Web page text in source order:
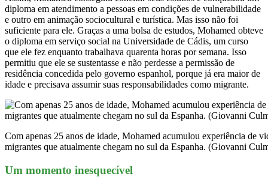
diploma em atendimento a pessoas em condições de vulnerabilidade
e outro em animação sociocultural e turística. Mas isso não foi
suficiente para ele. Graças a uma bolsa de estudos, Mohamed obteve
o diploma em serviço social na Universidade de Cádis, um curso
que ele fez enquanto trabalhava quarenta horas por semana. Isso
permitiu que ele se sustentasse e não perdesse a permissão de
residência concedida pelo governo espanhol, porque já era maior de
idade e precisava assumir suas responsabilidades como migrante.
Com apenas 25 anos de idade, Mohamed acumulou experiência de
migrantes que atualmente chegam no sul da Espanha. (Giovanni
Um momento inesquecível